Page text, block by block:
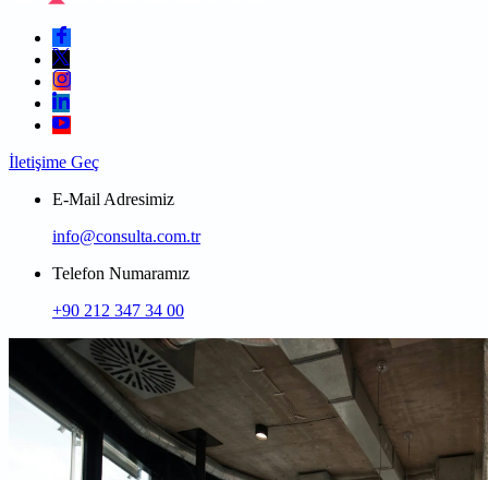
İletişime Geç
E-Mail Adresimiz
info@consulta.com.tr
Telefon Numaramız
+90 212 347 34 00